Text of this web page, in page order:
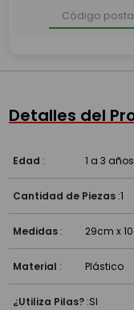
Detalles del
Edad : 1 a 3 años
Cantidad de Piezas :1
Medidas : 29cm x
Material : Plástico
¿Utiliza Pilas? :SI